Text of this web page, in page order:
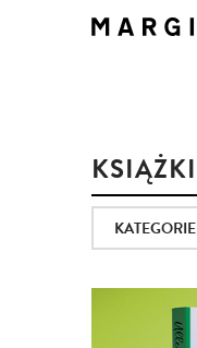
KSIĄŻKI
KATEGORIE